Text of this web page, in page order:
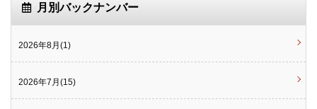
月別バックナンバー
2026年8月(1)
2026年7月(15)